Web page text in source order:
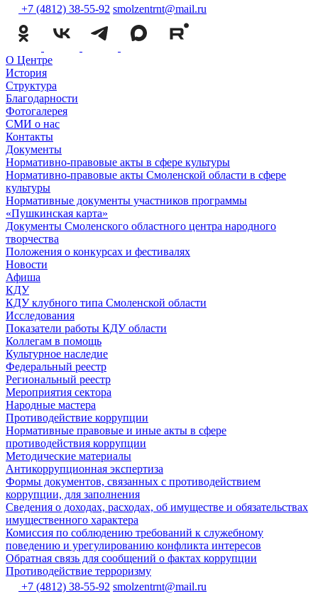
+7 (4812) 38-55-92 smolzentrnt@mail.ru
О Центре
История
Структура
Благодарности
Фотогалерея
СМИ о нас
Контакты
Документы
Нормативно-правовые акты в сфере культуры
Нормативно-правовые акты Смоленской области в сфере
культуры
Нормативные документы участников программы
«Пушкинская карта»
Документы Смоленского областного центра народного
творчества
Положения о конкурсах и фестивалях
Новости
Афиша
КДУ
КДУ клубного типа Смоленской области
Исследования
Показатели работы КДУ области
Коллегам в помощь
Культурное наследие
Федеральный реестр
Региональный реестр
Мероприятия сектора
Народные мастера
Противодействие коррупции
Нормативные правовые и иные акты в сфере
противодействия коррупции
Методические материалы
Антикоррупционная экспертиза
Формы документов, связанных с противодействием
коррупции, для заполнения
Сведения о доходах, расходах, об имуществе и обязательствах
имущественного характера
Комиссия по соблюдению требований к служебному
поведению и урегулированию конфликта интересов
Обратная связь для сообщений о фактах коррупции
Противодействие терроризму
+7 (4812) 38-55-92 smolzentrnt@mail.ru